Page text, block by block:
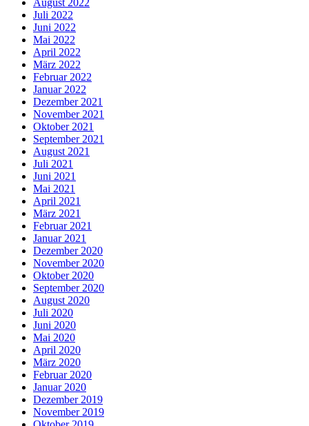
Juli 2022
Juni 2022
Mai 2022
April 2022
März 2022
Februar 2022
Januar 2022
Dezember 2021
November 2021
Oktober 2021
September 2021
August 2021
Juli 2021
Juni 2021
Mai 2021
April 2021
März 2021
Februar 2021
Januar 2021
Dezember 2020
November 2020
Oktober 2020
September 2020
August 2020
Juli 2020
Juni 2020
Mai 2020
April 2020
März 2020
Februar 2020
Januar 2020
Dezember 2019
November 2019